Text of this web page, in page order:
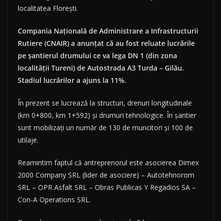
localitatea Florești.
Compania Națională de Administrare a Infrastructurii
Rutiere (CNAIR) a anunțat că au fost reluate lucrările
pe șantierul drumului ce va lega DN 1 (din zona
localității Tureni) de Autostrada A3 Turda – Gilău.
Stadiul lucrărilor a ajuns la 11%.
În prezent se lucrează la structuri, drenuri longitudinale
(km 0+800, km 1+592) și drumuri tehnologice. În șantier
sunt mobilizați un număr de 130 de muncitori și 100 de
utilaje.
Reamintim faptul că antreprenorul este asocierea Dimex
2000 Company SRL (lider de asociere) – Autotehnorom
SRL – OPR Asfalt SRL – Obras Publicas Y Regadios SA –
Con-A Operations SRL.